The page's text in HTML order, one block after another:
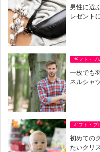
男性に選
レゼント
ギフト・プ
一枚でも
ネルシャ
ギフト・プ
初めての
たいクリ